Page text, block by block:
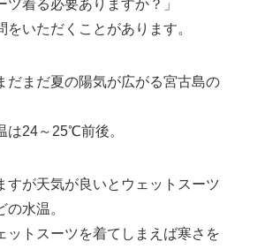
ツ着る必要ありますか？」
をいただくことがあります。
だまだ夏の陽気が広がる宮古島の
は24～25℃前後。
すが天気が良いとウェットスーツ
の水温。
ットスーツを着てしまえば寒さを